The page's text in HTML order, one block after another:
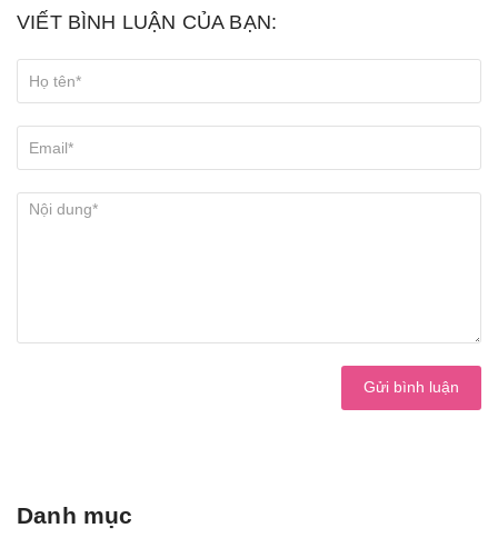
VIẾT BÌNH LUẬN CỦA BẠN:
Gửi bình luận
Danh mục